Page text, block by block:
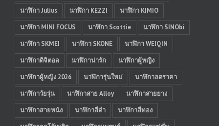
นาฬิกา Julius
นาฬิกา KEZZI
นาฬิกา KIMIO
นาฬิกา MINI FOCUS
นาฬิกา Scottie
นาฬิกา SINObi
นาฬิกา SKMEI
นาฬิกา SKONE
นาฬิกา WEIQIN
นาฬิกาดิจิตอล
นาฬิกาน่ารัก
นาฬิกาผู้หญิง
นาฬิกาผู้หญิง 2026
นาฬิการุ่นใหม่
นาฬิกาลดราคา
นาฬิกาวัยรุ่น
นาฬิกาสาย Alloy
นาฬิกาสายยาง
นาฬิกาสายหนัง
นาฬิกาสีดำ
นาฬิกาสีทอง